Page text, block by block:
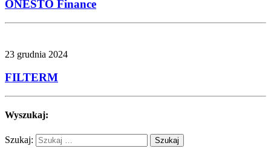
ONESTO Finance
23 grudnia 2024
FILTERM
Wyszukaj:
Szukaj: